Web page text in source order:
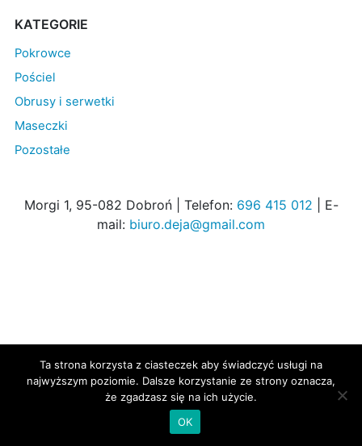
KATEGORIE
Pokrowce
Pościel
Obrusy i serwetki
Maseczki
Pozostałe
Morgi 1, 95-082 Dobroń | Telefon: 696 415 012 | E-
mail: biuro.deja@gmail.com
Ta strona korzysta z ciasteczek aby świadczyć usługi na
najwyższym poziomie. Dalsze korzystanie ze strony oznacza,
że zgadzasz się na ich użycie.
OK